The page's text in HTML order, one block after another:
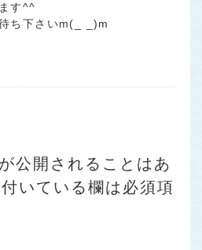
す^^
ち下さいm(_ _)m
公開されることはあ
いている欄は必須項